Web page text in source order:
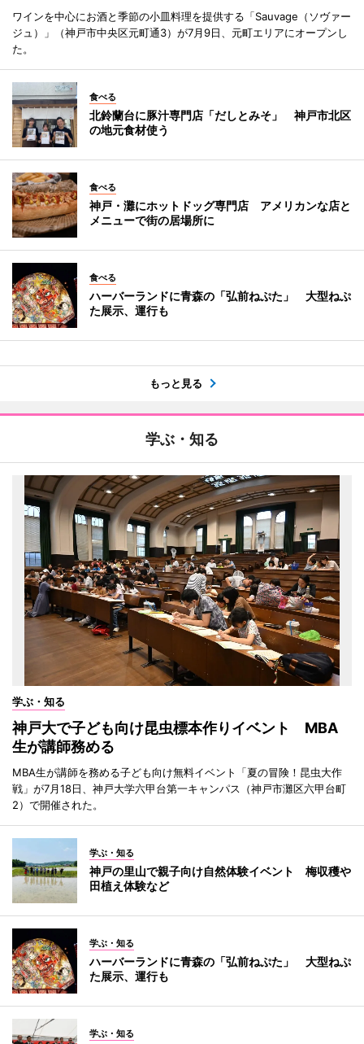
ワインを中心にお酒と季節の小皿料理を提供する「Sauvage（ソヴァー
ジュ）」（神戸市中央区元町通3）が7月9日、元町エリアにオープンし
た。
食べる
北鈴蘭台に豚汁専門店「だしとみそ」 神戸市北区
の地元食材使う
食べる
神戸・灘にホットドッグ専門店 アメリカンな店と
メニューで街の居場所に
食べる
ハーバーランドに青森の「弘前ねぷた」 大型ねぷ
た展示、運行も
もっと見る
学ぶ・知る
学ぶ・知る
神戸大で子ども向け昆虫標本作りイベント MBA
生が講師務める
MBA生が講師を務める子ども向け無料イベント「夏の冒険！昆虫大作
戦」が7月18日、神戸大学六甲台第一キャンパス（神戸市灘区六甲台町
2）で開催された。
学ぶ・知る
神戸の里山で親子向け自然体験イベント 梅収穫や
田植え体験など
学ぶ・知る
ハーバーランドに青森の「弘前ねぷた」 大型ねぷ
た展示、運行も
学ぶ・知る